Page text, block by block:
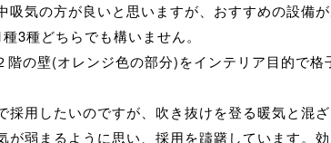
吸気の方が良いと思いますが、おすすめの設備
3種どちらでも構いません。
階の壁(オレンジ色の部分)をインテリア目的で格
採用したいのですが、吹き抜けを登る暖気と混
が弱まるように思い、採用を躊躇しています。